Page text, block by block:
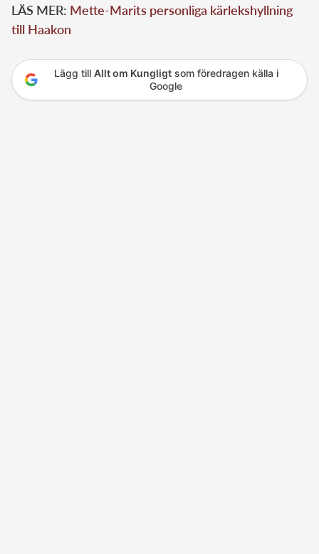
LÄS MER: Mette-Marits personliga kärlekshyllning
till Haakon
Lägg till Allt om Kungligtsom föredragen källa i
Google